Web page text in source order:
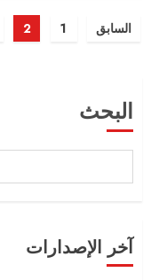
السابق 1
2
البحث
آخر الإصدارات